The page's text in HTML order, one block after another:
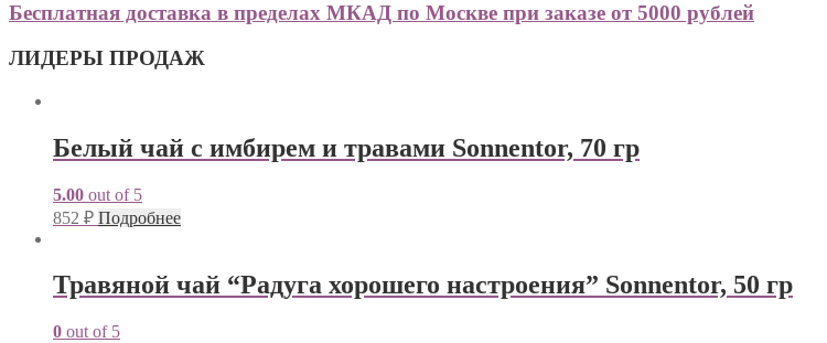
Бесплатная доставка в пределах МКАД по Москве при заказе от 5000 рублей
ЛИДЕРЫ ПРОДАЖ
Белый чай с имбирем и травами Sonnentor, 70 гр
5.00 out of 5
852 ₽ Подробнее
Травяной чай “Радуга хорошего настроения” Sonnentor, 50 гр
0 out of 5